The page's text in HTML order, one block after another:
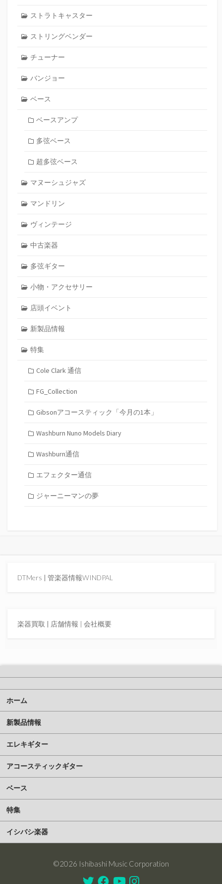
ストラトキャスター
ストリングベンダー
チューナー
バンジョー
ベース
ベースアンプ
多弦ベース
超多弦ベース
マヌーシュジャズ
マンドリン
ヴィンテージ
中古楽器
多弦ギター
小物・アクセサリー
店頭イベント
新製品情報
特集
Cole Clark 通信
FG_Collection
Gibsonアコースティック「今月の1本」
Washburn Nuno Models Diary
Washburn通信
エフェクター通信
ジャーニーマンの夢
DTMers | 管楽器情報WINDPAL
楽器買取 | 店舗情報 | 会社概要
ホーム
新製品情報
エレキギター
アコースティックギター
ベース
特集
イシバシ楽器
©2026 Ishibashi Music Corporation
TwitterFacebook
YoutubeInstagram